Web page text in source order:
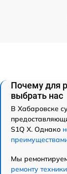
Почему для
выбрать нас
В Хабаровске
S1Q X. Однако
Мы
ремонту